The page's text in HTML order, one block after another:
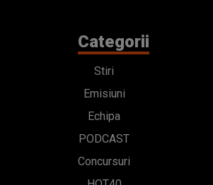
Categorii
Stiri
Emisiuni
Echipa
PODCAST
Concursuri